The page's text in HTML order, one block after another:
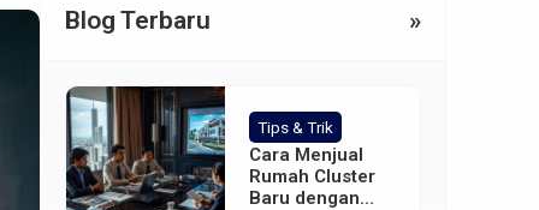
Blog Terbaru »
Tips & Trik
Cara Menjual
Rumah Cluster
Baru dengan